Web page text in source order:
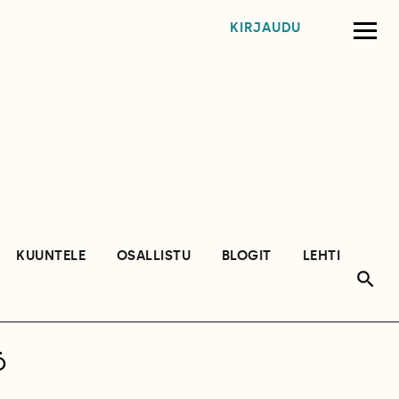
KIRJAUDU
KUUNTELE OSALLISTU BLOGIT
LEHTI